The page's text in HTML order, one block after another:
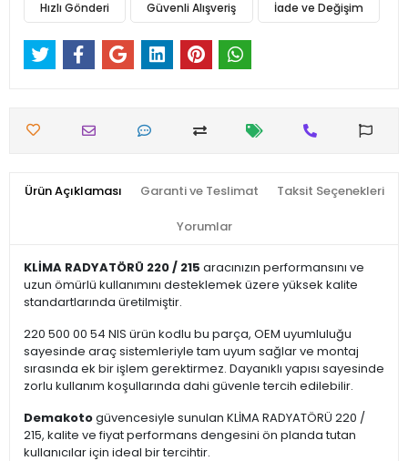
Hızlı Gönderi Güvenli Alışveriş İade ve Değişim
Ürün Açıklaması Garanti ve Teslimat Taksit Seçenekleri
Yorumlar
KLİMA RADYATÖRÜ 220 / 215 aracınızın performansını ve
uzun ömürlü kullanımını desteklemek üzere yüksek kalite
standartlarında üretilmiştir.
220 500 00 54 NIS ürün kodlu bu parça, OEM uyumluluğu
sayesinde araç sistemleriyle tam uyum sağlar ve montaj
sırasında ek bir işlem gerektirmez. Dayanıklı yapısı sayesinde
zorlu kullanım koşullarında dahi güvenle tercih edilebilir.
Demakotogüvencesiyle sunulan KLİMA RADYATÖRÜ 220 /
215, kalite ve fiyat performans dengesini ön planda tutan
kullanıcılar için ideal bir tercihtir.